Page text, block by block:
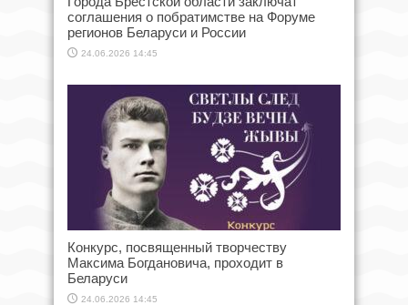
соглашения о побратимстве на Форуме
регионов Беларуси и России
24.06.2026 14:45
Конкурс, посвященный творчеству
Максима Богдановича, проходит в
Беларуси
24.06.2026 14:45